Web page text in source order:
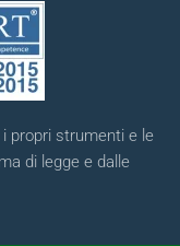
i propri strumenti e le
di legge e dalle